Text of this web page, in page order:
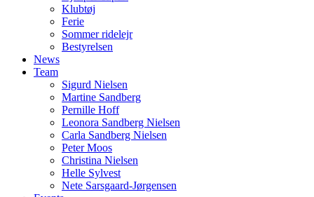
Klubtøj
Ferie
Sommer ridelejr
Bestyrelsen
News
Team
Sigurd Nielsen
Martine Sandberg
Pernille Hoff
Leonora Sandberg Nielsen
Carla Sandberg Nielsen
Peter Moos
Christina Nielsen
Helle Sylvest
Nete Sarsgaard-Jørgensen